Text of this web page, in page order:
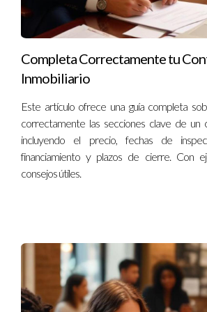
Tendencias del mercado: ¿Está
precio promedio en esa área?
Generar reportes
MLS
de generar reportes personalizados.
herramientas valiosas que puedes
Tipos de reportes disponibles
Reportes comparativos:
entre sí para facilitar decisiones.
Crea reportes atractivos y
Completa Correctamente tu
Inmobiliario
Este artículo ofrece una guía completa
correctamente las secciones clave de un
incluyendo el precio, fechas de
financiamiento y plazos de cierre. Con
consejos útiles.